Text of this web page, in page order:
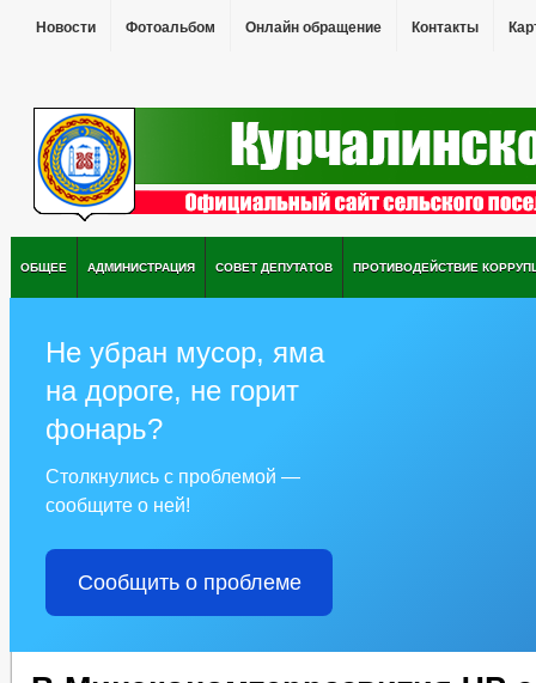
Новости Фотоальбом Онлайн обращение Контакты
ОБЩЕЕ АДМИНИСТРАЦИЯ СОВЕТ ДЕПУТАТОВ ПРОТИВОДЕЙСТВИЕ
Не убран мусор, яма
на дороге, не горит
фонарь?
Столкнулись с проблемой —
сообщите о ней!
Сообщить о проблеме